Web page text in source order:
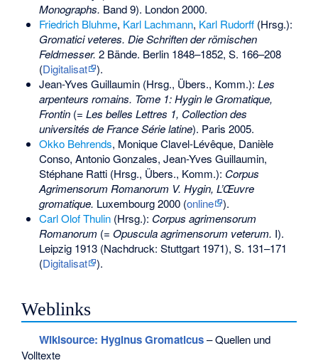
Monographs. Band 9). London 2000.
Friedrich Bluhme, Karl Lachmann, Karl Rudorff(Hrsg.):
Gromatici veteres. Die Schriften der römischen
Feldmesser. 2 Bände. Berlin 1848–1852, S. 166–208
(Digitalisat
).
Jean-Yves Guillaumin (Hrsg., Übers., Komm.): Les
arpenteurs romains. Tome 1: Hygin le Gromatique,
Frontin(= Les belles Lettres 1, Collection des
universités de France Série latine). Paris 2005.
Okko Behrends, Monique Clavel-Lévêque, Danièle
Conso, Antonio Gonzales, Jean-Yves Guillaumin,
Stéphane Ratti (Hrsg., Übers., Komm.): Corpus
Agrimensorum Romanorum V. Hygin, L’Œuvre
gromatique. Luxembourg 2000 (online
).
Carl Olof Thulin(Hrsg.): Corpus agrimensorum
Romanorum (= Opuscula agrimensorum veterum. I).
Leipzig 1913 (Nachdruck: Stuttgart 1971), S. 131–171
(Digitalisat ).
Weblinks
Wikisource: Hyginus Gromaticus– Quellen und
Volltexte